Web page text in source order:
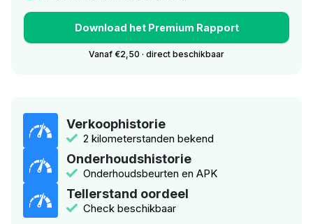
Download het Premium Rapport
Vanaf €2,50 · direct beschikbaar
Verkoophistorie
2 kilometerstanden bekend
Onderhoudshistorie
Onderhoudsbeurten en APK
Tellerstand oordeel
Check beschikbaar